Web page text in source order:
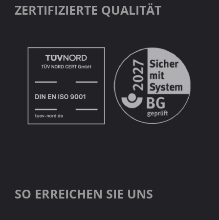
ZERTIFIZIERTE QUALITÄT
SO ERREICHEN SIE UNS